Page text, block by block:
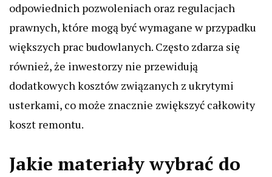
odpowiednich pozwoleniach oraz regulacjach
prawnych, które mogą być wymagane w przypadku
większych prac budowlanych. Często zdarza się
również, że inwestorzy nie przewidują
dodatkowych kosztów związanych z ukrytymi
usterkami, co może znacznie zwiększyć całkowity
koszt remontu.
Jakie materiały wybrać do